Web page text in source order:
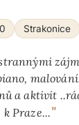
Strakonice
a aktivit
Praze..."